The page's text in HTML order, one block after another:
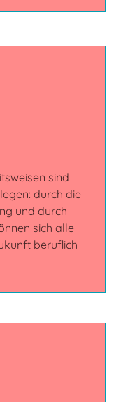
sind
durch die
und durch
sich alle
beruflich